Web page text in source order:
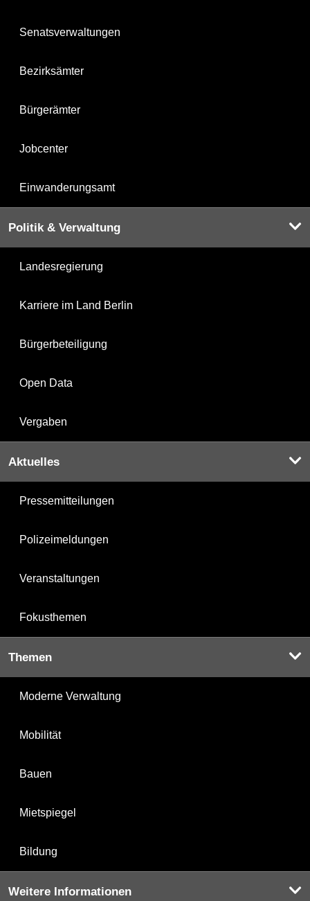
Senatsverwaltungen
Bezirksämter
Bürgerämter
Jobcenter
Einwanderungsamt
Politik & Verwaltung
Landesregierung
Karriere im Land Berlin
Bürgerbeteiligung
Open Data
Vergaben
Aktuelles
Pressemitteilungen
Polizeimeldungen
Veranstaltungen
Fokusthemen
Themen
Moderne Verwaltung
Mobilität
Bauen
Mietspiegel
Bildung
Weitere Informationen